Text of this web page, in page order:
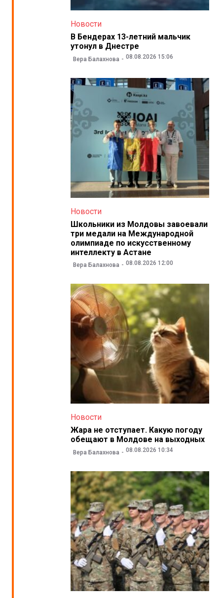
Новости
В Бендерах 13-летний мальчик
утонул в Днестре
Вера Балахнова 08.08.2026 15:06
Новости
Школьники из Молдовы завоевали
три медали на Международной
олимпиаде по искусственному
интеллекту в Астане
Вера Балахнова 08.08.2026 12:00
Новости
Жара не отступает. Какую погоду
обещают в Молдове на выходных
Вера Балахнова 08.08.2026 10:34